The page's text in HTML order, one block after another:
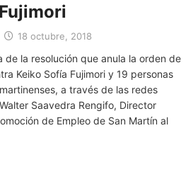
18 octubre, 2018
de la resolución que anula la orden de
Keiko Sofía Fujimori y 19 personas
a través de las redes
Saavedra Rengifo, Director
de Empleo de San Martín al